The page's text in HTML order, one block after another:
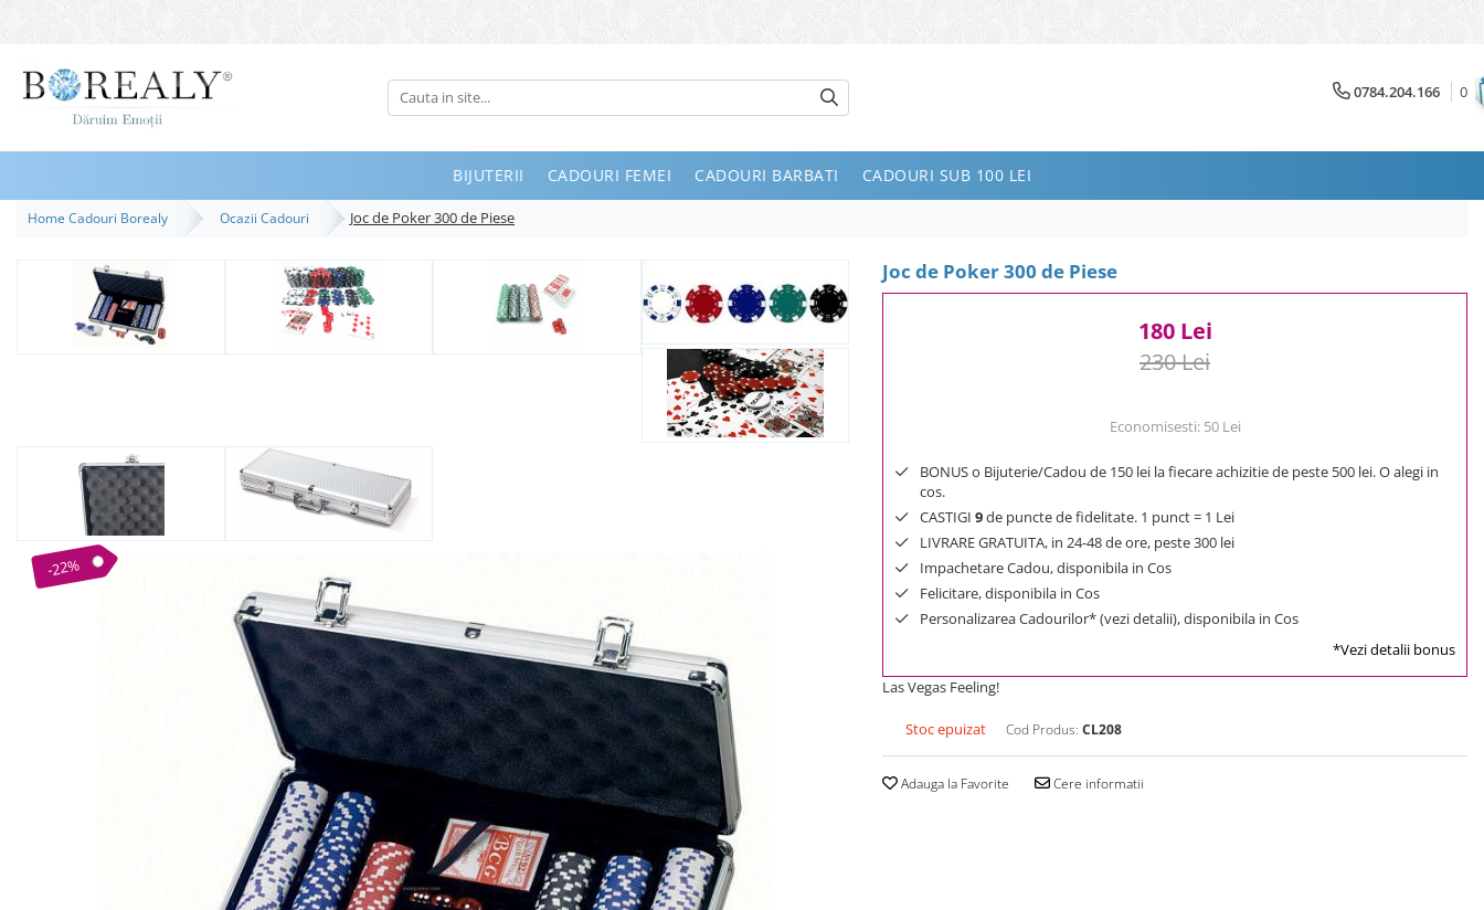
Bijuterii
Inele
Bratari
Bijuterii Copii
Bijuterii Mirese
Reduceri
0784.204.166 0
BIJUTERII CADOURI FEMEI CADOURI BARBATI CADOURI SUB 100 LEI
Home Cadouri Borealy Ocazii Cadouri Joc de Poker 300 de Piese
Joc de Poker 300 de Piese
-22%
180 Lei
230 Lei
Economisesti: 50 Lei
BONUS o Bijuterie/Cadou de 150 lei la fiecare achizitie de peste 500 lei. O alegi in
cos.
CASTIGI 9de puncte de fidelitate. 1 punct = 1 Lei
LIVRARE GRATUITA, in 24-48 de ore, peste 300 lei
Impachetare Cadou, disponibila in Cos
Felicitare, disponibila in Cos
Personalizarea Cadourilor* (vezi detalii), disponibila in Cos
*Vezi detalii bonus
Las Vegas Feeling!
Stoc epuizat Cod Produs: CL208
Adauga la Favorite Cere informatii